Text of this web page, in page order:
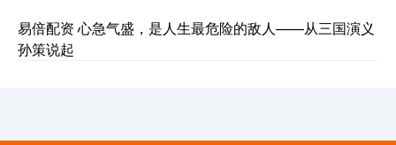
易倍配资 心急气盛，是人生最危险的敌人——从三国演义
孙策说起